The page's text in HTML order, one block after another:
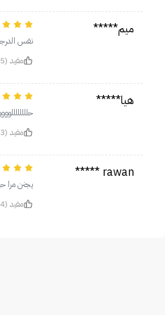
ميم*****
نفس
مفيد (5)
هيا*****
مفيد (3)
rawan *****
يجنن مرا
مفيد (4)